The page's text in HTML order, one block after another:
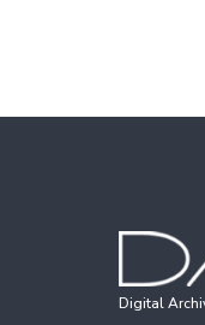
Digital